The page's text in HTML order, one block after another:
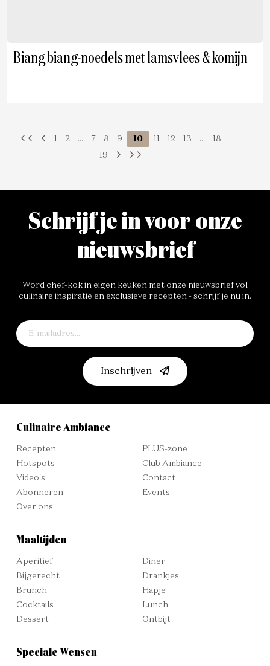
Biang biang-noedels met lamsvlees & komijn
1 2 ... 7 8 9 10 11 12 13 ...
18
19
Schrijf je in voor onze
nieuwsbrief
Word chef-kok in eigen keuken met onze nieuwsbrief vol
culinaire inspiratie en exclusieve recepten - schrijf je nu in.
Inschrijven
Culinaire Ambiance
Recepten
Hotspots
Video's
Abonneren
Over ons
PLUS-zone
Club Ambiance
Contact
Events
Maaltijden
Aperitief
Bijgerecht
Brunch
Cocktails
Dessert
Diner
Drankjes
Hapje
Lunch
Ontbijt
Speciale Wensen